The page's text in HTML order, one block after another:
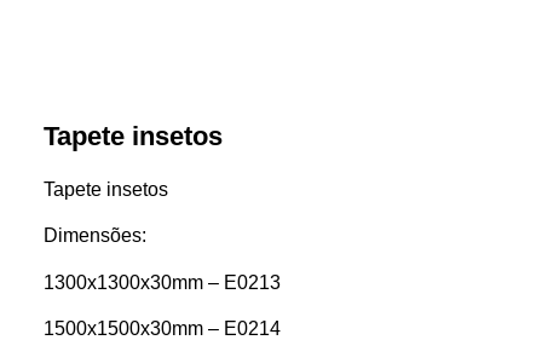
Tapete insetos
Tapete insetos
Dimensões:
1300x1300x30mm – E0213
1500x1500x30mm – E0214